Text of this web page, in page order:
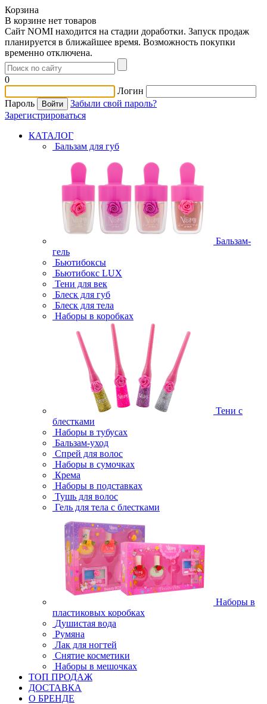
Корзина
В корзине нет товаров
Сайт NOMI находится на стадии доработки. Запуск продаж
планируется в ближайшее время. Возможность покупки
временно отключена.
0
Логин
Пароль
Забыли свой пароль?
Зарегистрироваться
КАТАЛОГ
Бальзам для губ
Бальзам-
гель
Бьютибоксы
Бьютибокс LUX
Тени для век
Блеск для губ
Блеск для тела
Наборы в коробках
Тени с
блестками
Наборы в тубусах
Бальзам-уход
Спрей для волос
Наборы в сумочках
Крема
Наборы в подставках
Тушь для волос
Гель для тела с блестками
Наборы в
пластиковых коробках
Душистая вода
Румяна
Лак для ногтей
Снятие косметики
Наборы в мешочках
ТОП ПРОДАЖ
ДОСТАВКА
О БРЕНДЕ